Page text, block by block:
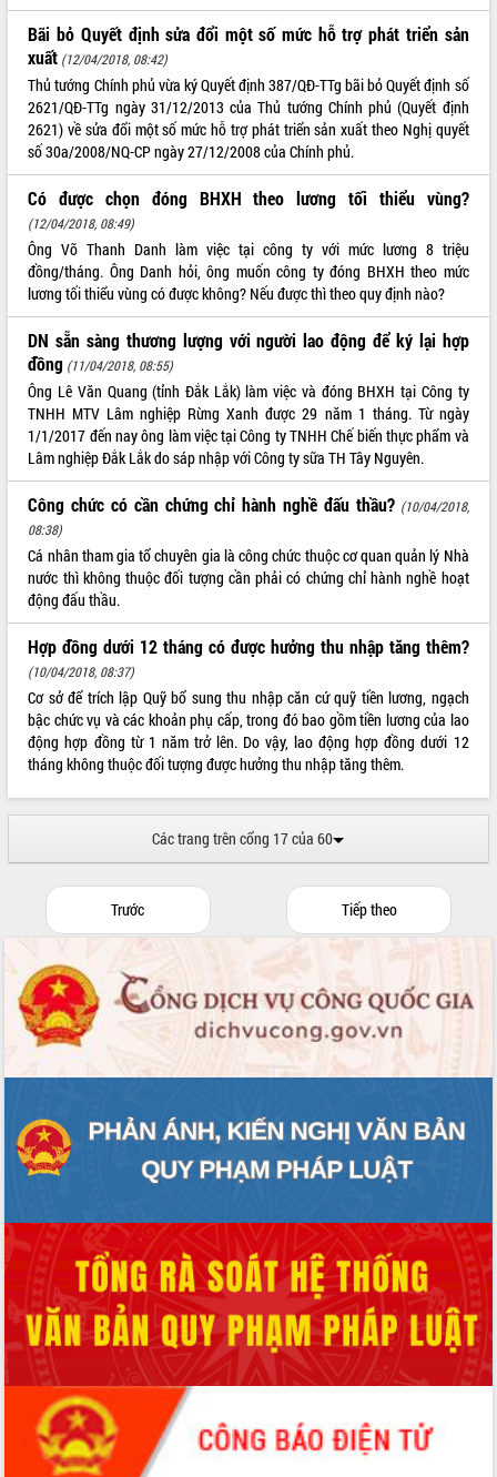
Bãi bỏ Quyết định sửa đổi một số mức hỗ trợ phát triển sản
xuất (12/04/2018, 08:42)
Thủ tướng Chính phủ vừa ký Quyết định 387/QĐ-TTg bãi bỏ Quyết định số
2621/QĐ-TTg ngày 31/12/2013 của Thủ tướng Chính phủ (Quyết định
2621) về sửa đổi một số mức hỗ trợ phát triển sản xuất theo Nghị quyết
số 30a/2008/NQ-CP ngày 27/12/2008 của Chính phủ.
Có được chọn đóng BHXH theo lương tối thiểu vùng?
(12/04/2018, 08:49)
Ông Võ Thanh Danh làm việc tại công ty với mức lương 8 triệu
đồng/tháng. Ông Danh hỏi, ông muốn công ty đóng BHXH theo mức
lương tối thiểu vùng có được không? Nếu được thì theo quy định nào?
DN sẵn sàng thương lượng với người lao động để ký lại hợp
đồng (11/04/2018, 08:55)
Ông Lê Văn Quang (tỉnh Đắk Lắk) làm việc và đóng BHXH tại Công ty
TNHH MTV Lâm nghiệp Rừng Xanh được 29 năm 1 tháng. Từ ngày
1/1/2017 đến nay ông làm việc tại Công ty TNHH Chế biến thực phẩm và
Lâm nghiệp Đắk Lắk do sáp nhập với Công ty sữa TH Tây Nguyên.
Công chức có cần chứng chỉ hành nghề đấu thầu? (10/04/2018,
08:38)
Cá nhân tham gia tổ chuyên gia là công chức thuộc cơ quan quản lý Nhà
nước thì không thuộc đối tượng cần phải có chứng chỉ hành nghề hoạt
động đấu thầu.
Hợp đồng dưới 12 tháng có được hưởng thu nhập tăng thêm?
(10/04/2018, 08:37)
Cơ sở để trích lập Quỹ bổ sung thu nhập căn cứ quỹ tiền lương, ngạch
bậc chức vụ và các khoản phụ cấp, trong đó bao gồm tiền lương của lao
động hợp đồng từ 1 năm trở lên. Do vậy, lao động hợp đồng dưới 12
tháng không thuộc đối tượng được hưởng thu nhập tăng thêm.
Các trang trên cổng 17 của 60
Trước Tiếp theo